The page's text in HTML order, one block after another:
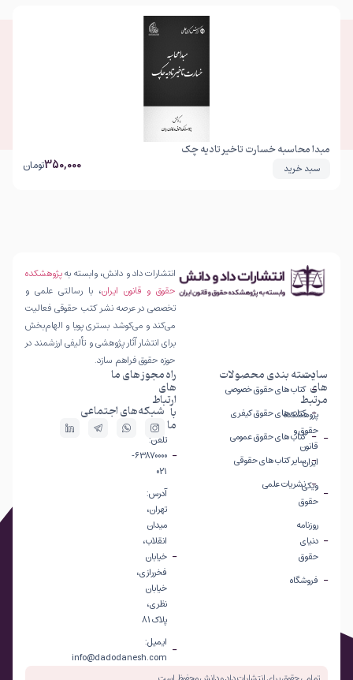
مبدا محاسبه خسارت تاخیر تادیه چک
سبد خرید 350,000تومان
انتشارات داد و دانش، وابسته بهپژوهشکده
حقوق و قانون ایران، با رسالتی علمی و
تخصصی در عرصه نشر کتب حقوقی فعالیت
می‌کند و می‌کوشد بستری پویا و الهام‌بخش
برای انتشار آثار پژوهشی و تألیفی ارزشمند در
حوزه حقوق فراهم سازد.
سایت
های
مرتبط
پژوهشکده
حقوق و
قانون
ایران
ویکی
حقوق
روزنامه
دنیای
حقوق
فروشگاه
دسته بندی محصولات
کتاب های حقوق خصوصی
کتاب های حقوق کیفری
کتاب های حقوق عمومی
سایر کتاب های حقوقی
نشریات علمی
راه
های
ارتباط
با
ما
تلفن:
63870000-
021
آدرس:
تهران،
میدان
انقلاب،
خیابان
فخررازی،
خیابان
نظری،
پلاک 81
ایمیل:
info@dadodanesh.com
مجوز های ما
شبکه‌های اجتماعی